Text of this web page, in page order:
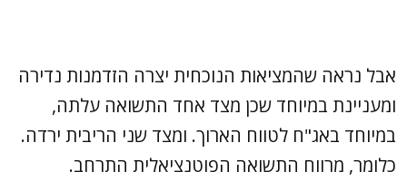
אבל נראה שהמציאות הנוכחית יצרה הזדמנות נדירה
ומעניינת במיוחד שכן מצד אחד התשואה עלתה,
במיוחד באג"ח לטווח הארוך. ומצד שני הריבית ירדה.
כלומר, מרווח התשואה הפוטנציאלית התרחב.